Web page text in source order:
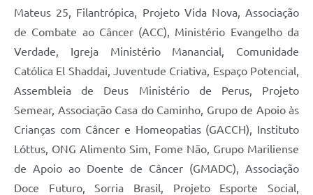
Mateus 25, Filantrópica, Projeto Vida Nova, Associação
de Combate ao Câncer (ACC), Ministério Evangelho da
Verdade, Igreja Ministério Manancial, Comunidade
Católica El Shaddai, Juventude Criativa, Espaço Potencial,
Assembleia de Deus Ministério de Perus, Projeto
Semear, Associação Casa do Caminho, Grupo de Apoio às
Crianças com Câncer e Homeopatias (GACCH), Instituto
Lóttus, ONG Alimento Sim, Fome Não, Grupo Mariliense
de Apoio ao Doente de Câncer (GMADC), Associação
Doce Futuro, Sorria Brasil, Projeto Esporte Social,